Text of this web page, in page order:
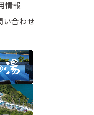
情報
い合わせ